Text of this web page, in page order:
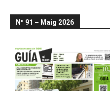
Nº 91 – Maig 2026